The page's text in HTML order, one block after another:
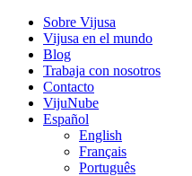
Sobre Vijusa
Vijusa en el mundo
Blog
Trabaja con nosotros
Contacto
VijuNube
Español
English
Français
Português